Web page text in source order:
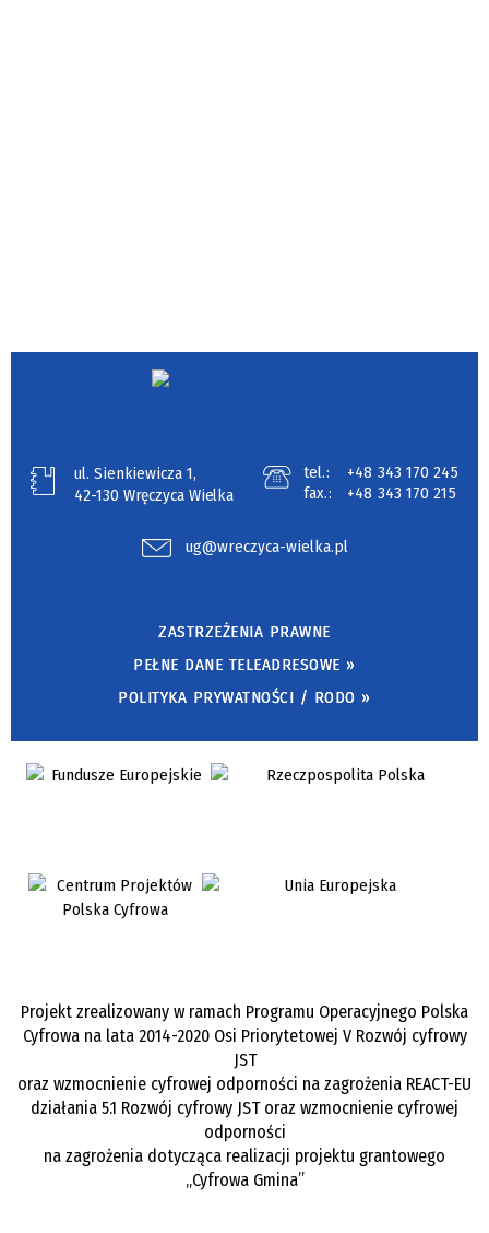
ul. Sienkiewicza 1,
42-130 Wręczyca Wielka
tel.:
+48 343 170 245
fax.:
+48 343 170 215
ug@wreczyca-wielka.pl
ZASTRZEŻENIA PRAWNE
PEŁNE DANE TELEADRESOWE »
POLITYKA PRYWATNOŚCI / RODO »
Projekt zrealizowany w ramach Programu Operacyjnego Polska
Cyfrowa na lata 2014-2020 Osi Priorytetowej V Rozwój cyfrowy
JST
oraz wzmocnienie cyfrowej odporności na zagrożenia REACT-EU
działania 5.1 Rozwój cyfrowy JST oraz wzmocnienie cyfrowej
odporności
na zagrożenia dotycząca realizacji projektu grantowego
„Cyfrowa Gmina”